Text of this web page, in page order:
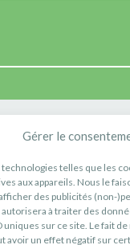
Gérer le
telles que les
aux appareils. Nous le
des publicités (non-
à traiter des
uniques sur ce site. Le fait
avoir un effet négatif sur